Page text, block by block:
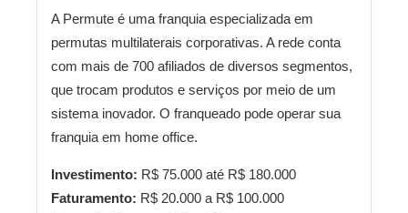
A Permute é uma franquia especializada em
permutas multilaterais corporativas. A rede conta
com mais de 700 afiliados de diversos segmentos,
que trocam produtos e serviços por meio de um
sistema inovador. O franqueado pode operar sua
franquia em home office.
Investimento: R$ 75.000 até R$ 180.000
Faturamento: R$ 20.000 a R$ 100.000